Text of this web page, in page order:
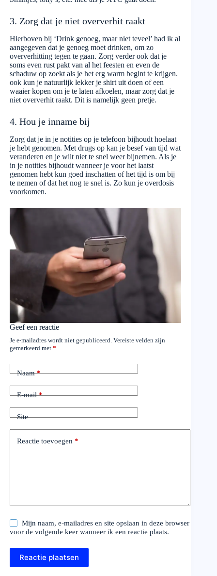
3. Zorg dat je niet oververhit raakt
Hierboven bij ‘Drink genoeg, maar niet teveel’ had ik al
aangegeven dat je genoeg moet drinken, om zo
oververhitting tegen te gaan. Zorg verder ook dat je
soms even rust pakt van al het feesten en even de
schaduw op zoekt als je het erg warm begint te krijgen.
ook kun je natuurlijk lekker je shirt uit doen of een
waaier kopen om je te laten afkoelen, maar zorg dat je
niet oververhit raakt. Dit is namelijk geen pretje.
4. Hou je inname bij
Zorg dat je in je notities op je telefoon bijhoudt hoelaat
je hebt genomen. Met drugs op kan je besef van tijd wat
veranderen en je wilt niet te snel weer bijnemen. Als je
in je notities bijhoudt wanneer je voor het laatst
genomen hebt kun goed inschatten of het tijd is om bij
te nemen of dat het nog te snel is. Zo kun je overdosis
voorkomen.
Geef een reactie
Je e-mailadres wordt niet gepubliceerd. Vereiste velden zijn
gemarkeerd met *
Naam*
E-mail*
Site
Reactie toevoegen *
Mijn naam, e-mailadres en site opslaan in deze browser
voor de volgende keer wanneer ik een reactie plaats.
Reactie plaatsen